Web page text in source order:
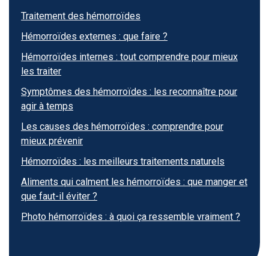
Traitement des hémorroïdes
Hémorroïdes externes : que faire ?
Hémorroïdes internes : tout comprendre pour mieux
les traiter
Symptômes des hémorroïdes : les reconnaître pour
agir à temps
Les causes des hémorroïdes : comprendre pour
mieux prévenir
Hémorroïdes : les meilleurs traitements naturels
Aliments qui calment les hémorroïdes : que manger et
que faut-il éviter ?
Photo hémorroïdes : à quoi ça ressemble vraiment ?